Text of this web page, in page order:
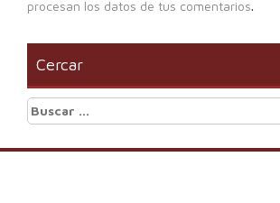
procesan los datos de tus comentarios.
Cercar
Buscar: